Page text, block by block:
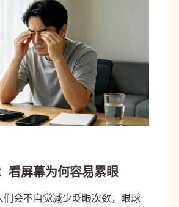
看屏幕为何容易累眼
们会不自觉减少眨眼次数，眼球